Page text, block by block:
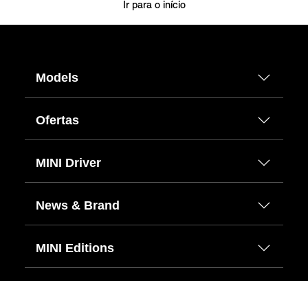
Ir para o início
Models
Ofertas
MINI Driver
News & Brand
MINI Editions